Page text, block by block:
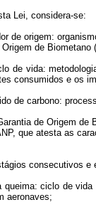
Lei, considera-se:
de origem:
de Biometano
de vida:
consumidos e os
de carbono:
de Origem
que atesta as
consecutivos e
ciclo de
aeronaves;